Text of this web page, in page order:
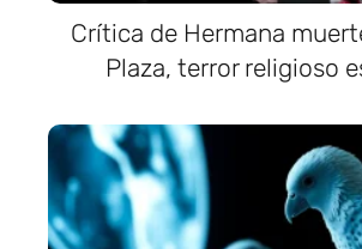
Crítica de Hermana
Plaza, terror religioso